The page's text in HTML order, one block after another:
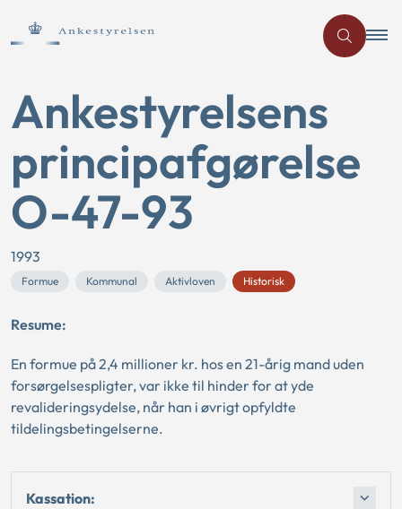
Ankestyrelsens
principafgørelse
O-47-93
1993
Formue Kommunal Aktivloven Historisk
Resume:
En formue på 2,4 millioner kr. hos en 21-årig mand uden
forsørgelsespligter, var ikke til hinder for at yde
revalideringsydelse, når han i øvrigt opfyldte
tildelingsbetingelserne.
Kassation: